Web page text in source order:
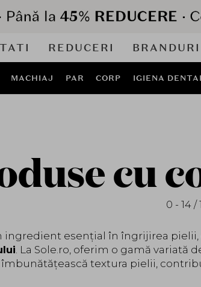
REDUCERI BRANDURI
MACHIAJ PAR CORP IGIENA
cu
0 - 14 /
ingredient esențial în îngrijirea
. La Sole.ro, oferim o gamă variată
îmbunătățească textura pielii,